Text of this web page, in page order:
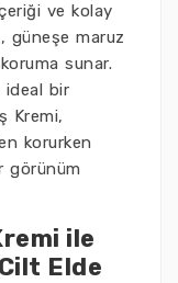
ve kolay
güneşe maruz
sunar.
ideal bir
Kremi,
korurken
görünüm
ile
Elde